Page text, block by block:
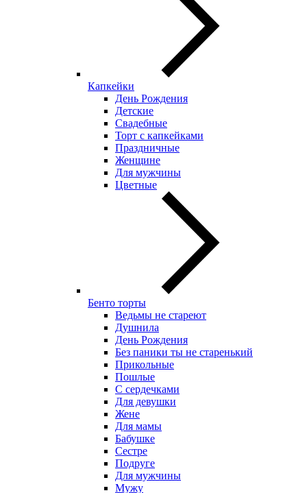
Капкейки
День Рождения
Детские
Свадебные
Торт с капкейками
Праздничные
Женщине
Для мужчины
Цветные
Бенто торты
Ведьмы не стареют
Душнила
День Рождения
Без паники ты не старенький
Прикольные
Пошлые
С сердечками
Для девушки
Жене
Для мамы
Бабушке
Сестре
Подруге
Для мужчины
Мужу